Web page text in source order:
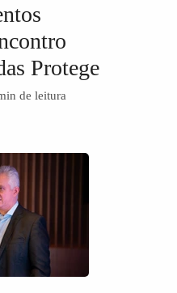
Protege
de leitura